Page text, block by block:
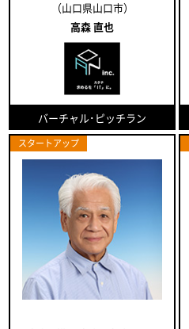
（山口県山口市）
高森 直也
バーチャル･ピッチラン
スタートアップ